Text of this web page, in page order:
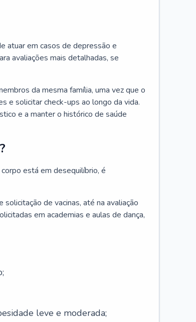
atuar em casos de depressão e
avaliações mais detalhadas, se
da mesma família, uma vez que o
e solicitar check-ups ao longo da vida.
e a manter o histórico de saúde
está em desequilíbrio, é
de vacinas, até na avaliação
em academias e aulas de dança,
leve e moderada;